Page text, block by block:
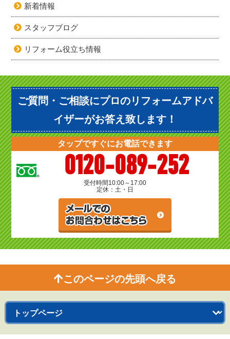
新着情報
スタッフブログ
リフォーム役立ち情報
ご質問・ご相談にプロのリフォームアドバ
イザーがお答え致します！
タップですぐにお電話できます
0120-089-252
受付時間 10:00～17:00
定休：土・日
このページの先頭へ戻る